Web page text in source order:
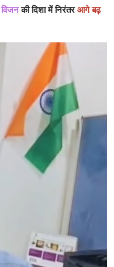
विजनकी दिशा में निरंतरआगे बढ़